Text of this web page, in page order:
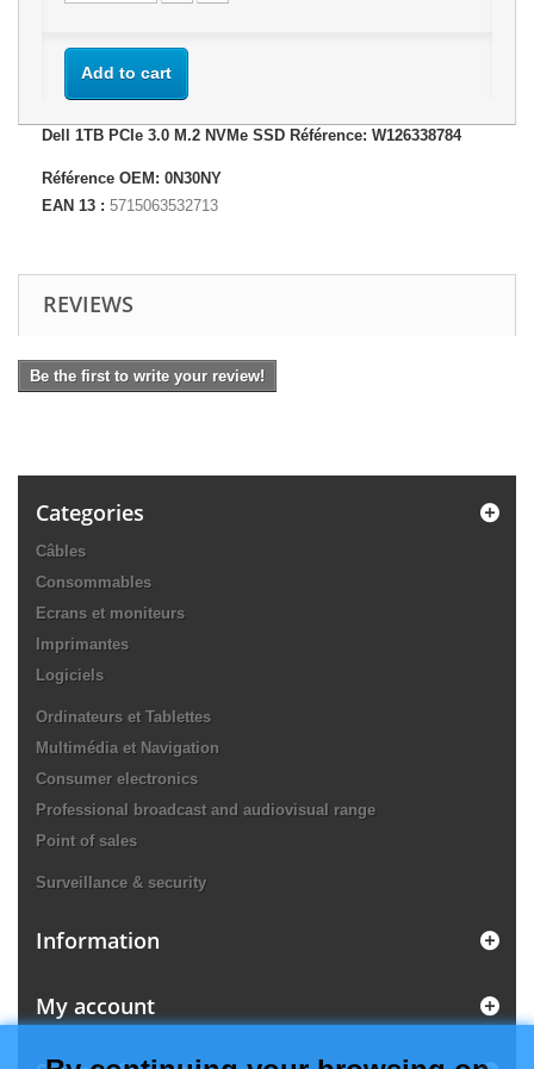
Add to cart
Dell 1TB PCIe 3.0 M.2 NVMe SSD Référence: W126338784
Référence OEM: 0N30NY
EAN 13 : 5715063532713
REVIEWS
Be the first to write your review!
Categories
Câbles
Consommables
Ecrans et moniteurs
Imprimantes
Logiciels
Ordinateurs et Tablettes
Multimédia et Navigation
Consumer electronics
Professional broadcast and audiovisual range
Point of sales
Surveillance & security
Information
My account